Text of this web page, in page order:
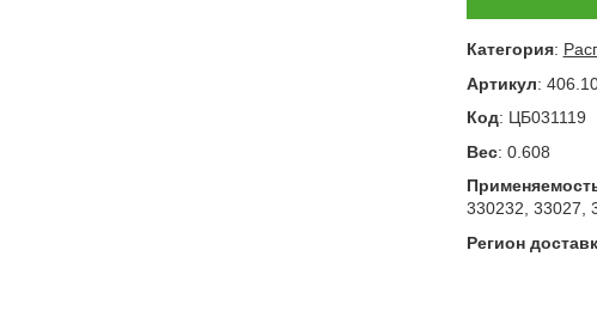
Категория:
Артикул:
Код: ЦБ031119
Вес: 0.608
330232, 33027,
Регион